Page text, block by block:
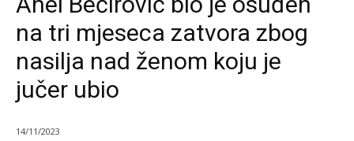
na tri mjeseca zatvora zbog
nasilja nad ženom koju je
jučer ubio
14/11/2023